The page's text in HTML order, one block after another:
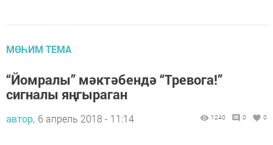
МӨҺИМ ТЕМА
“Йомралы” мәктәбендә “Тревога!”
сигналы яңгыраган
автор, 6 апрель 2018 - 11:14 1240 0 0